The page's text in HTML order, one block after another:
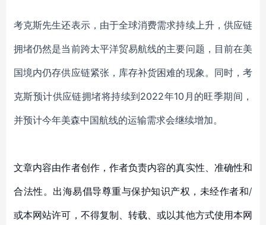
考克斯先生还表示，由于全球消费需求持续上升，供应链
拥堵仍然是当前跨太平洋贸易航线的主要问题， 目前在美
国境内仍存供应链紧张，库存补货困难的现象。 同时，考
克斯预计供应链拥堵将持续到2022年10月的旺季期间，
并预计今年美森中国航线的运输需求会继续增加。
文章内容由作者创作，作者负责内容的真实性、准确性和
合法性。出海易倡导尊重与保护知识产权，未经作者和/
或本网站许可，不得复制、转载、或以其他方式使用本网